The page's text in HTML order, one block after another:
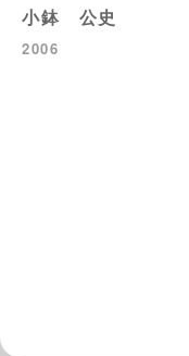
小鉢 公史
2006